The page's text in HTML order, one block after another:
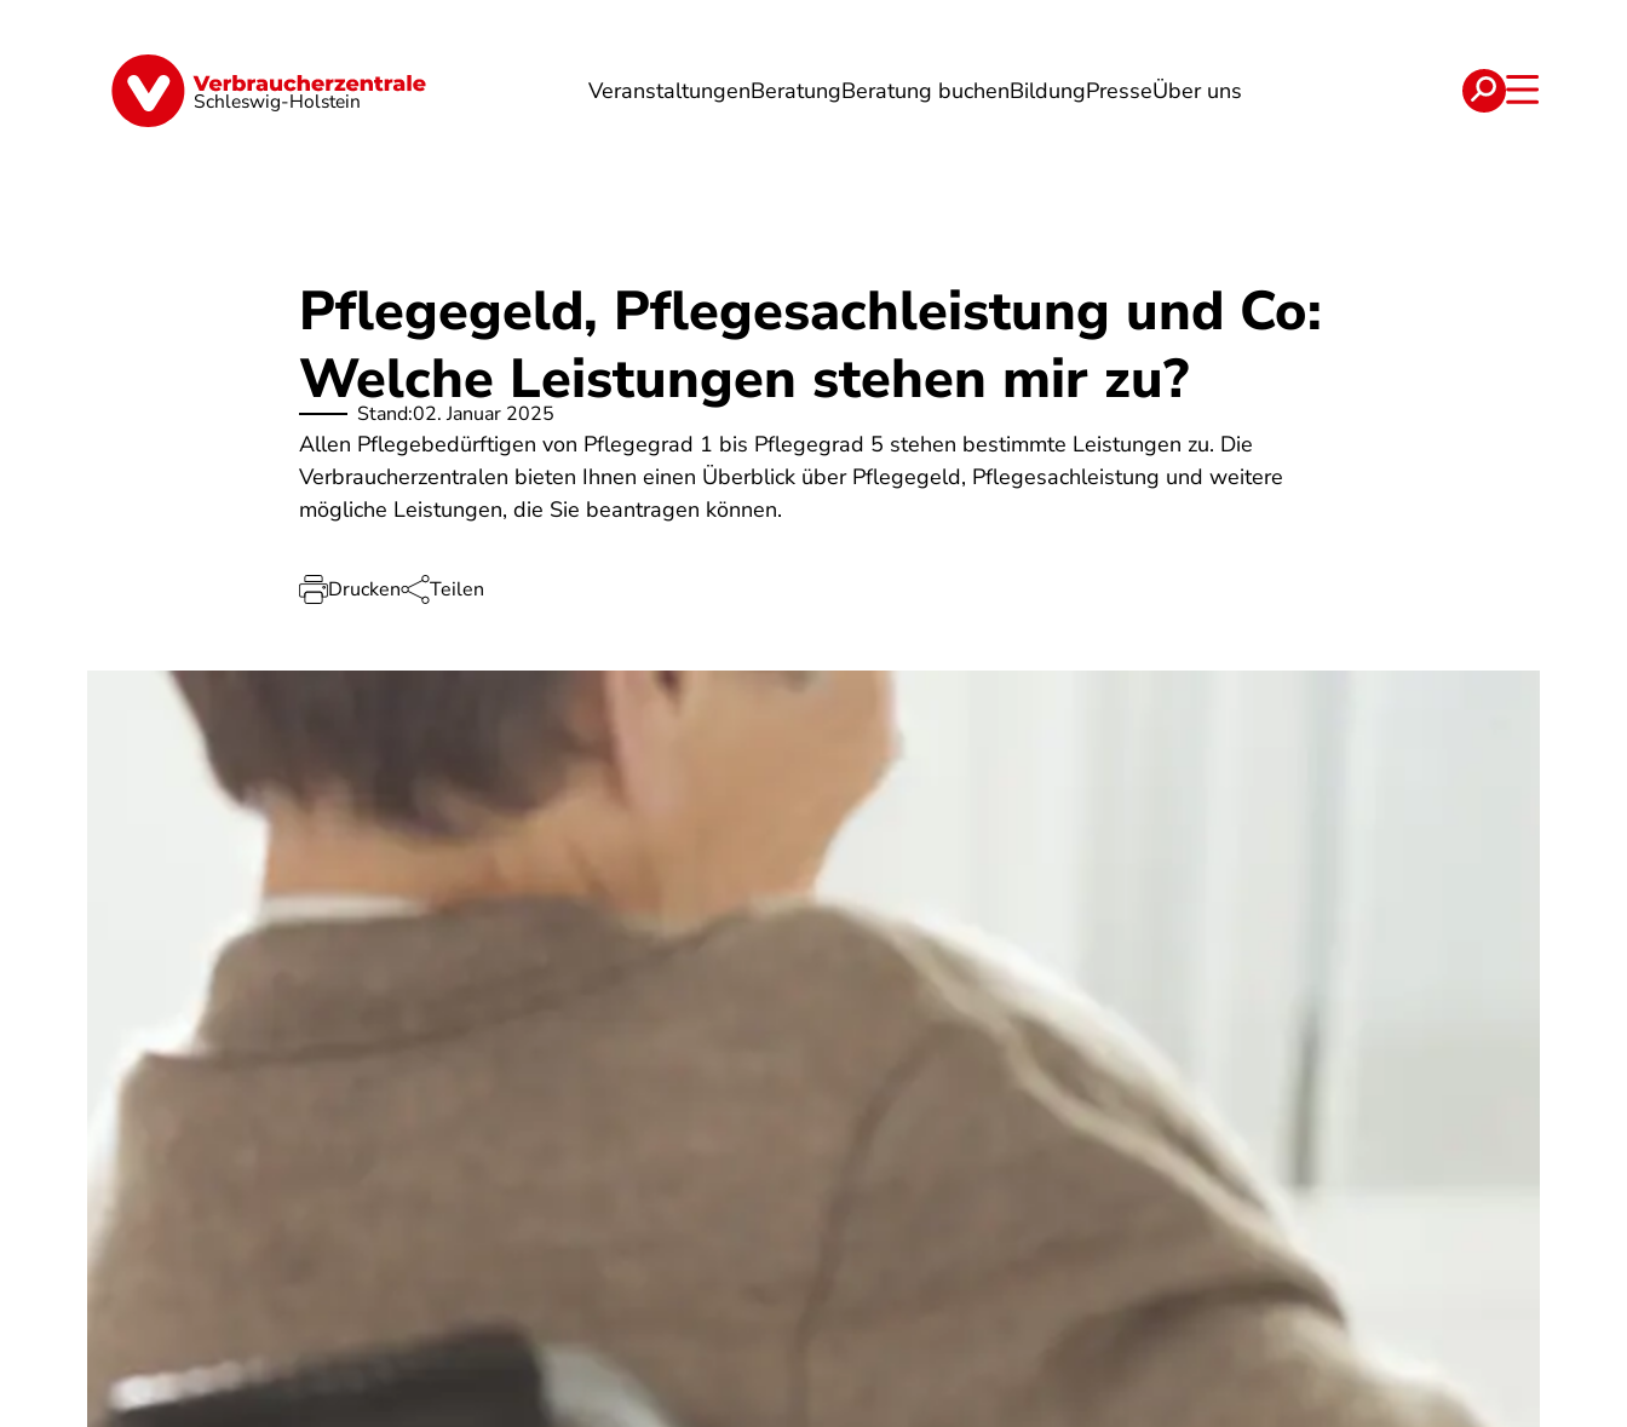
Schleswig-Holstein VeranstaltungenBeratungBeratung buchenBildungPresseÜber uns
Finanzen Digitales Lebensmittel Umwelt Gesundheit Energie Reise Verträge
Pflegegeld, Pflegesachleistung und Co:
Welche Leistungen stehen mir zu?
Stand:02. Januar 2025
Allen Pflegebedürftigen von Pflegegrad 1 bis Pflegegrad 5 stehen bestimmte Leistungen zu. Die
Verbraucherzentralen bieten Ihnen einen Überblick über Pflegegeld, Pflegesachleistung und weitere
mögliche Leistungen, die Sie beantragen können.
Drucken Teilen